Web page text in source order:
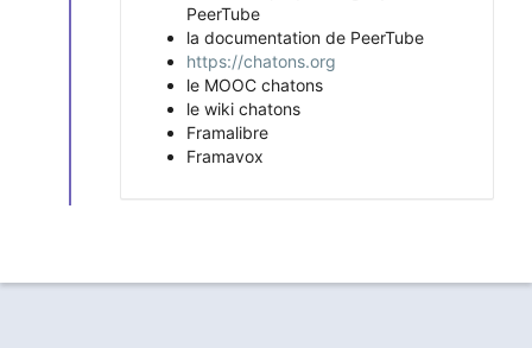
PeerTube
la documentation de PeerTube
https://chatons.org
le MOOC chatons
le wiki chatons
Framalibre
Framavox